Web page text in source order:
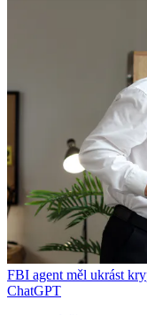
FBI agent měl ukrást
ChatGPT